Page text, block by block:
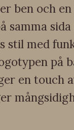
ben och
samma
stil med
på
en touch